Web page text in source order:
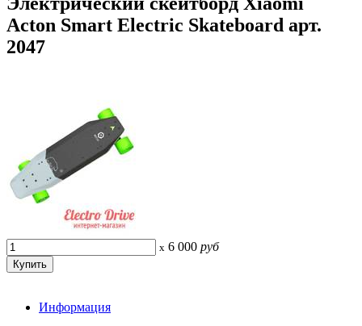
Acton Smart Electric Skateboard арт.
2047
x 6 000 руб
Информация